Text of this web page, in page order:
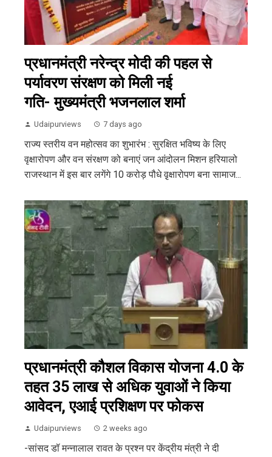
प्रधानमंत्री नरेन्द्र मोदी की पहल से
पर्यावरण संरक्षण को मिली नई
गति- मुख्यमंत्री भजनलाल शर्मा
Udaipurviews 7 days ago
राज्य स्तरीय वन महोत्सव का शुभारंभ : सुरक्षित भविष्य के लिए
वृक्षारोपण और वन संरक्षण को बनाएं जन आंदोलन मिशन हरियालो
राजस्थान में इस बार लगेंगे 10 करोड़ पौधे वृ़क्षारोपण बना सामाज...
प्रधानमंत्री कौशल विकास योजना 4.0 के
तहत 35 लाख से अधिक युवाओं ने किया
आवेदन, एआई प्रशिक्षण पर फोकस
Udaipurviews 2 weeks ago
-सांसद डॉ मन्नालाल रावत के प्रश्न पर केंद्रीय मंत्री ने दी